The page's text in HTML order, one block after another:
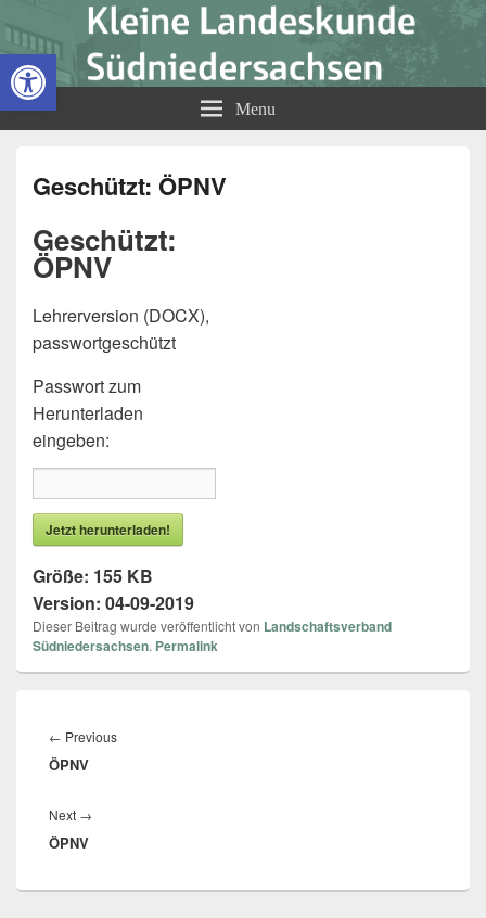
Open toolbar
Kleine Landeskunde
Südniedersachsen
Menu
Geschützt: ÖPNV
Geschützt:
ÖPNV
Lehrerversion (DOCX),
passwortgeschützt
Passwort zum
Herunterladen
eingeben:
Jetzt herunterladen!
Größe: 155 KB
Version: 04-09-2019
Dieser Beitrag wurde veröffentlicht von Landschaftsverband
Südniedersachsen. Permalink
← Previous
ÖPNV
Next →
ÖPNV